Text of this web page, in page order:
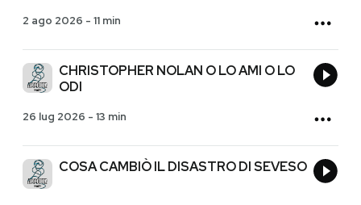
2 ago 2026 - 11 min
CHRISTOPHER NOLAN O LO AMI O LO
ODI
26 lug 2026 - 13 min
COSA CAMBIÒ IL DISASTRO DI SEVESO